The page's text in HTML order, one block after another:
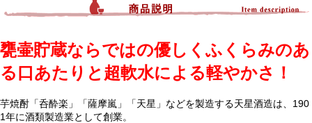
甕壷貯蔵ならではの優しくふくらみのあ
る口あたりと超軟水による軽やかさ！
芋焼酎「呑酔楽」「薩摩嵐」「天星」などを製造する天星酒造は、190
1年に酒類製造業として創業。